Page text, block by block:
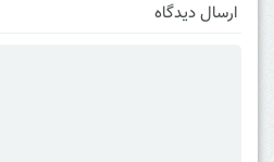
ارسال دیدگاه